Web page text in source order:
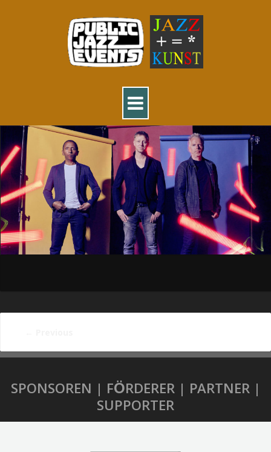
SPONSOREN | FÖRDERER | PARTNER |
SUPPORTER